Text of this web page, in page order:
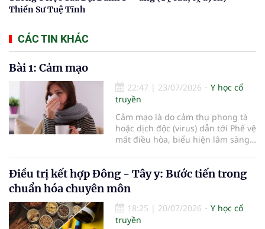
Thiền Sư Tuệ Tĩnh
CÁC TIN KHÁC
Bài 1: Cảm mạo
22:47 | 23/07/2026
Y học cổ
truyền
Cảm mạo là do cảm thụ phong tà
hoặc dịch độc (virus) dẫn tới Phế vệ
mất điều hòa, biểu hiện lâm sàng
phát sốt, toàn thân mỏi mệt.
Điều trị kết hợp Đông - Tây y: Bước tiến trong
chuẩn hóa chuyên môn
18:25 | 20/07/2026
Y học cổ
truyền